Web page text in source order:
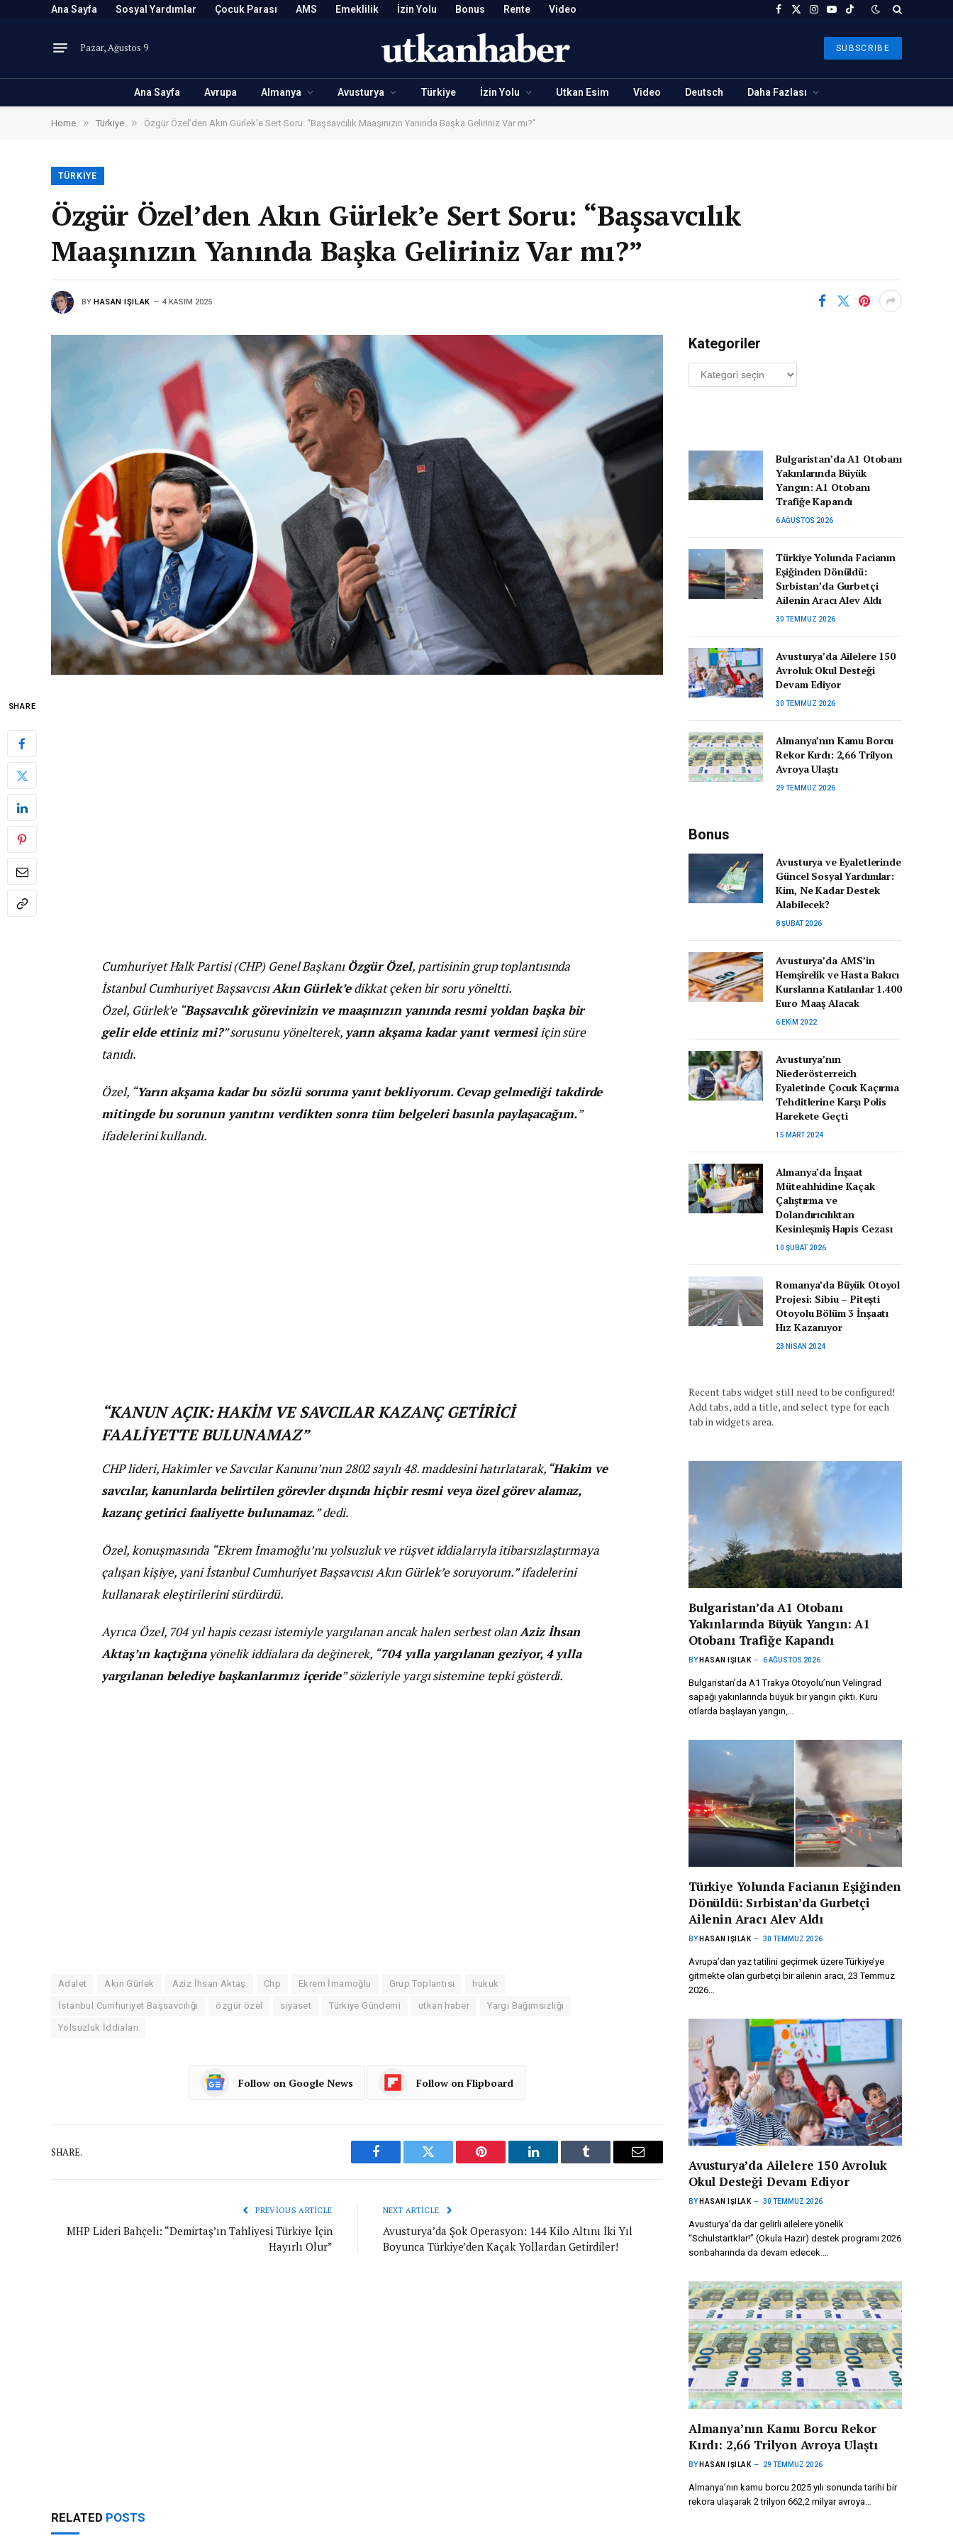
Ana Sayfa Sosyal Yardımlar Çocuk Parası AMS Emeklilik İzin Yolu Bonus Rente Video Facebook
X
Instagram
YouTubeTikTok
Pazar, Ağustos 9 SUBSCRIBE
Ana Sayfa Avrupa Almanya Avusturya Türkiye İzin Yolu Utkan Esim Video Deutsch Daha Fazlası
Home » Türkiye » Özgür Özel’den Akın Gürlek’e Sert Soru: “Başsavcılık Maaşınızın Yanında Başka Geliriniz Var mı?”
TÜRKIYE
Özgür Özel’den Akın Gürlek’e Sert Soru: “Başsavcılık
Maaşınızın Yanında Başka Geliriniz Var mı?”
BY HASAN IŞILAK 4 KASIM 2025
SHARE
Cumhuriyet Halk Partisi (CHP) Genel Başkanı Özgür Özel, partisinin grup toplantısında
İstanbul Cumhuriyet BaşsavcısıAkın Gürlek’edikkat çeken bir soru yöneltti.
Özel, Gürlek’e “Başsavcılık görevinizin ve maaşınızın yanında resmi yoldan başka bir
gelir elde ettiniz mi?” sorusunu yönelterek, yarın akşama kadar yanıt vermesiiçin süre
tanıdı.
Özel, “Yarın akşama kadar bu sözlü soruma yanıt bekliyorum. Cevap gelmediği takdirde
mitingde bu sorunun yanıtını verdikten sonra tüm belgeleri basınla paylaşacağım.”
ifadelerini kullandı.
“KANUN AÇIK: HAKİM VE SAVCILAR KAZANÇ GETİRİCİ
FAALİYETTE BULUNAMAZ”
CHP lideri, Hakimler ve Savcılar Kanunu’nun 2802 sayılı 48. maddesini hatırlatarak, “Hakim ve
savcılar, kanunlarda belirtilen görevler dışında hiçbir resmi veya özel görev alamaz,
kazanç getirici faaliyette bulunamaz.” dedi.
Özel, konuşmasında “Ekrem İmamoğlu’nu yolsuzluk ve rüşvet iddialarıyla itibarsızlaştırmaya
çalışan kişiye, yani İstanbul Cumhuriyet Başsavcısı Akın Gürlek’e soruyorum.” ifadelerini
kullanarak eleştirilerini sürdürdü.
Ayrıca Özel, 704 yıl hapis cezası istemiyle yargılanan ancak halen serbest olanAziz İhsan
Aktaş’ın kaçtığınayönelik iddialara da değinerek, “704 yılla yargılanan geziyor, 4 yılla
yargılanan belediye başkanlarımız içeride” sözleriyle yargı sistemine tepki gösterdi.
Adalet Akın Gürlek Aziz İhsan Aktaş Chp Ekrem İmamoğlu Grup Toplantısı hukuk
İstanbul Cumhuriyet Başsavcılığı özgür özel siyaset Türkiye Gündemi utkan haber Yargı Bağımsızlığı
Yolsuzluk İddiaları
Follow on Google News Follow on Flipboard
SHARE.
Facebook Twitter Pinterest LinkedIn Tumblr Email
PREVIOUS ARTICLE
MHP Lideri Bahçeli: “Demirtaş’ın Tahliyesi Türkiye İçin
Hayırlı Olur”
NEXT ARTICLE
Avusturya’da Şok Operasyon: 144 Kilo Altını İki Yıl
Boyunca Türkiye’den Kaçak Yollardan Getirdiler!
RELATED POSTS
Kategoriler
Kategoriler
Bulgaristan’da A1 Otobanı
Yakınlarında Büyük
Yangın: A1 Otobanı
Trafiğe Kapandı
6 AĞUSTOS 2026
Türkiye Yolunda Facianın
Eşiğinden Dönüldü:
Sırbistan’da Gurbetçi
Ailenin Aracı Alev Aldı
30 TEMMUZ 2026
Avusturya’da Ailelere 150
Avroluk Okul Desteği
Devam Ediyor
30 TEMMUZ 2026
Almanya’nın Kamu Borcu
Rekor Kırdı: 2,66 Trilyon
Avroya Ulaştı
29 TEMMUZ 2026
Bonus
Avusturya ve Eyaletlerinde
Güncel Sosyal Yardımlar:
Kim, Ne Kadar Destek
Alabilecek?
8 ŞUBAT 2026
Avusturya’da AMS’in
Hemşirelik ve Hasta Bakıcı
Kurslarına Katılanlar 1.400
Euro Maaş Alacak
6 EKIM 2022
Avusturya’nın
Niederösterreich
Eyaletinde Çocuk Kaçırma
Tehditlerine Karşı Polis
Harekete Geçti
15 MART 2024
Almanya’da İnşaat
Müteahhidine Kaçak
Çalıştırma ve
Dolandırıcılıktan
Kesinleşmiş Hapis Cezası
10 ŞUBAT 2026
Romanya’da Büyük Otoyol
Projesi: Sibiu – Pitești
Otoyolu Bölüm 3 İnşaatı
Hız Kazanıyor
23 NISAN 2024
Recent tabs widget still need to be configured!
Add tabs, add a title, and select type for each
tab in widgets area.
Bulgaristan’da A1 Otobanı
Yakınlarında Büyük Yangın: A1
Otobanı Trafiğe Kapandı
BY HASAN IŞILAK 6 AĞUSTOS 2026
Bulgaristan’da A1 Trakya Otoyolu’nun Velingrad
sapağı yakınlarında büyük bir yangın çıktı. Kuru
otlarda başlayan yangın,…
Türkiye Yolunda Facianın Eşiğinden
Dönüldü: Sırbistan’da Gurbetçi
Ailenin Aracı Alev Aldı
BY HASAN IŞILAK 30 TEMMUZ 2026
Avrupa’dan yaz tatilini geçirmek üzere Türkiye’ye
gitmekte olan gurbetçi bir ailenin aracı, 23 Temmuz
2026…
Avusturya’da Ailelere 150 Avroluk
Okul Desteği Devam Ediyor
BY HASAN IŞILAK 30 TEMMUZ 2026
Avusturya’da dar gelirli ailelere yönelik
“Schulstartklar!” (Okula Hazır) destek programı 2026
sonbaharında da devam edecek.…
Almanya’nın Kamu Borcu Rekor
Kırdı: 2,66 Trilyon Avroya Ulaştı
BY HASAN IŞILAK 29 TEMMUZ 2026
Almanya’nın kamu borcu 2025 yılı sonunda tarihi bir
rekora ulaşarak 2 trilyon 662,2 milyar avroya…